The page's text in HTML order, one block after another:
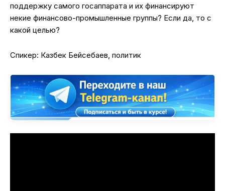
поддержку самого госаппарата и их финансируют
некие финансово-промышленные группы? Если да, то с
какой целью?
Спикер: Казбек Бейсебаев, политик